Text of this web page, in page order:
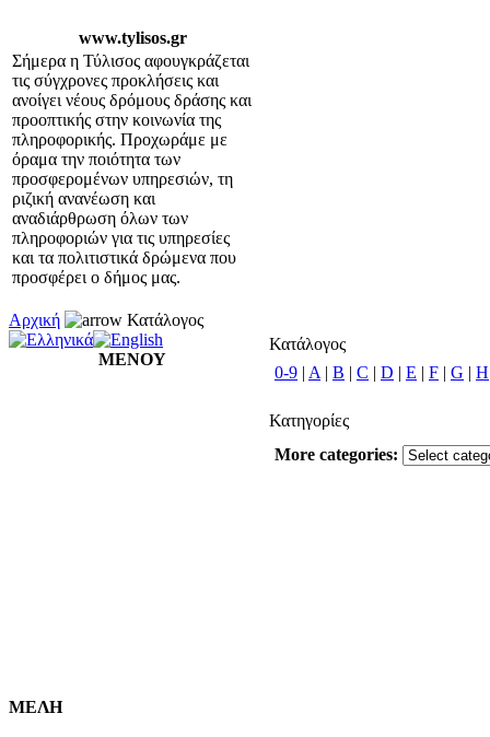
www.tylisos.gr
Σήμερα η Τύλισος αφουγκράζεται
τις σύγχρονες προκλήσεις και
ανοίγει νέους δρόμους δράσης και
προοπτικής στην κοινωνία της
πληροφορικής. Προχωράμε με
όραμα την ποιότητα των
προσφερομένων υπηρεσιών, τη
ριζική ανανέωση και
αναδιάρθρωση όλων των
πληροφοριών για τις υπηρεσίες
και τα πολιτιστικά δρώμενα που
προσφέρει ο δήμος μας.
Αρχική Κατάλογος
ΜΕΝΟΥ
ΜΕΛΗ
Κατάλογος
0-9 | A | B | C | D | E | F | G | H
Κατηγορίες
More categories: